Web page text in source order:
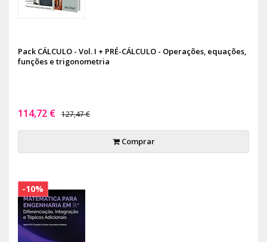
Pack CÁLCULO - Vol. I + PRÉ-CÁLCULO - Operações, equações,
funções e trigonometria
114,72 € 127,47 €
Comprar
-10%